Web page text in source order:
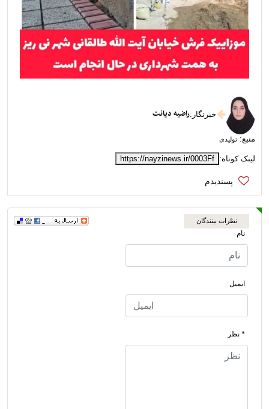
خبرنگار :راضیه دیانت
منبع: تولیدی
لینک کوتاه: https://nayzinews.ir/0003Ff
نظرات بینندگان
نام
ایمیل
* نظر